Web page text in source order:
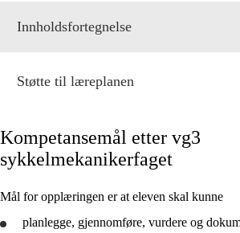
Innholdsfortegnelse
Fagets relevans og sentrale verdier
Kjerneelementer
Tverrfaglige temaer
Støtte til læreplanen
Kompetansemål etter vg3
sykkelmekanikerfaget
Mål for opplæringen er at eleven skal kunne
planlegge, gjennomføre, vurdere og